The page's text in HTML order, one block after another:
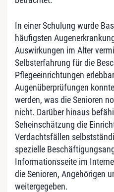
In einer Schulung wurde
häufigsten
Auswirkungen im Alter
Selbsterfahrung für die
Pflegeeinrichtungen
Augenüberprüfungen
werden, was die Senioren
nicht. Darüber hinaus
Seheinschätzung die
Verdachtsfällen
spezielle
Informationsseite im
die Senioren, Angehörigen
weitergegeben.